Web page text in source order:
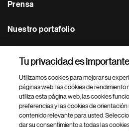
Prensa
Nuestro portafolio
Footer Site Search
Tu privacidad es
Utilizamos cookies para mejorar su
páginas web: las cookies de rendimiento
utiliza esta página web, las cookies
preferencias y las cookies de
contenido relevante para usted.
dar su consentimiento a todas las